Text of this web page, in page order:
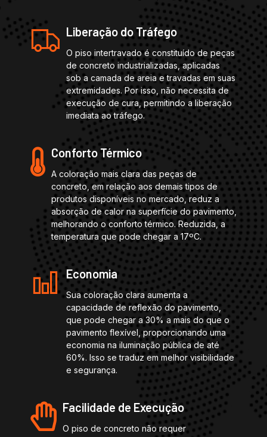
Liberação do Tráfego
O piso intertravado é constituído de peças
de concreto industrializadas, aplicadas
sob a camada de areia e travadas em suas
extremidades. Por isso, não necessita de
execução de cura, permitindo a liberação
imediata ao tráfego.
Conforto Térmico
A coloração mais clara das peças de
concreto, em relação aos demais tipos de
produtos disponíveis no mercado, reduz a
absorção de calor na superfície do pavimento,
melhorando o conforto térmico. Reduzida, a
temperatura que pode chegar a 17ºC.
Economia
Sua coloração clara aumenta a
capacidade de reflexão do pavimento,
que pode chegar a 30% a mais do que o
pavimento flexível, proporcionando uma
economia na iluminação pública de até
60%. Isso se traduz em melhor visibilidade
e segurança.
Facilidade de Execução
O piso de concreto não requer